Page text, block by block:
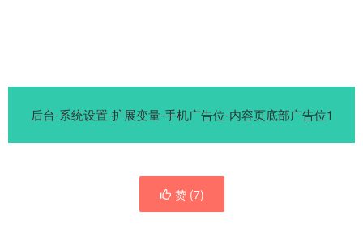
后台-系统设置-扩展变量-手机广告位-内容页底部广告位1
赞 (7)